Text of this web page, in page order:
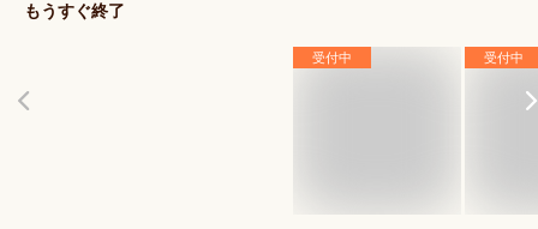
もうすぐ終了
受付中 受付中